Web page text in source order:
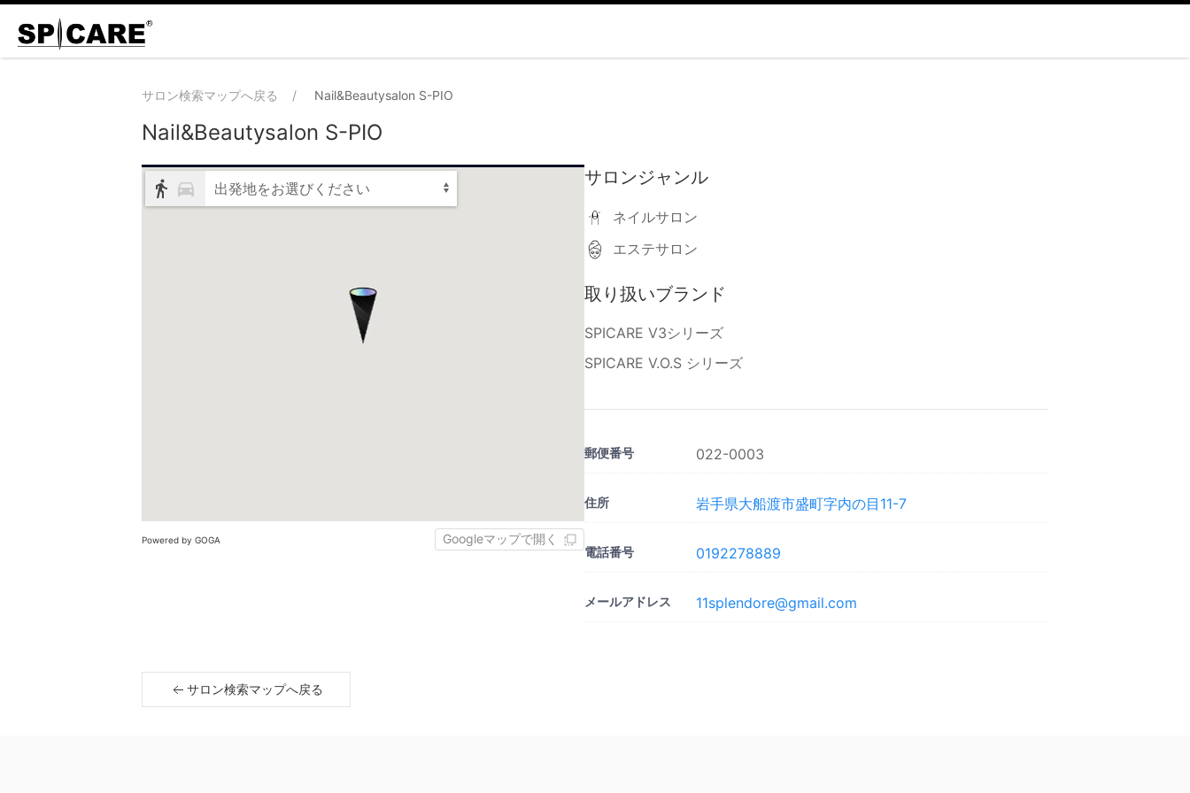
サロン検索マップへ戻る Nail&Beautysalon S-PIO
Nail&Beautysalon S-PIO
出発地をお選びください
Powered by GOGA Googleマップで開く
サロンジャンル
ネイルサロン
エステサロン
取り扱いブランド
SPICARE V3シリーズ
SPICARE V.O.S シリーズ
郵便番号 022-0003
住所 岩手県大船渡市盛町字内の目11-7
電話番号 0192278889
メールアドレス 11splendore@gmail.com
サロン検索マップへ戻る